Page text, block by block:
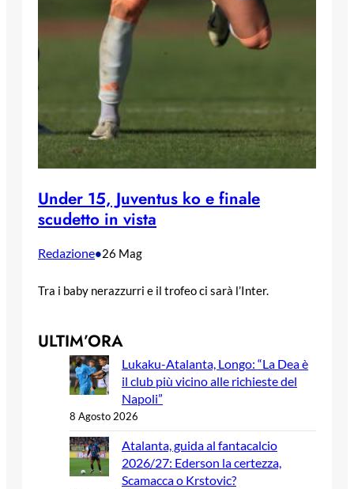
Under 15, Juventus ko e finale
scudetto in vista
Redazione•26 Mag
Tra i baby nerazzurri e il trofeo ci sarà l’Inter.
ULTIM’ORA
Lukaku-Atalanta, Longo: “La Dea è
il club più vicino alle richieste del
Napoli”
8 Agosto 2026
Atalanta, guida al fantacalcio
2026/27: Ederson la certezza,
Scamacca o Krstovic?